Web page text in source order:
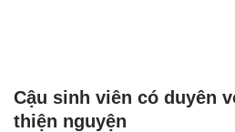
Cậu sinh viên có duyên
thiện nguyện